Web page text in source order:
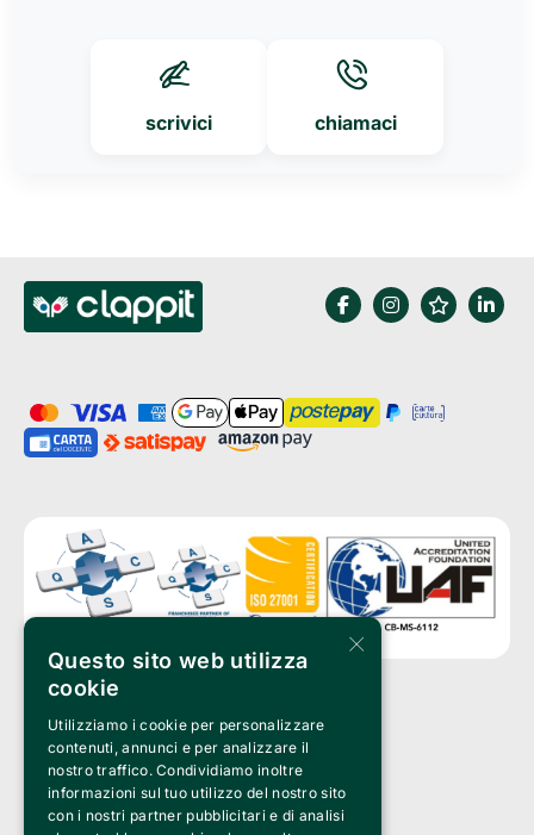
scrivici chiamaci
Clappit è un marchio di proprietà di:
Bemils Srl
a Socio Unico
Via Fosse Ardeatine, 4 -20092 Cinisello Balsamo (MI)
PI 05589050961
Iscr. C.C.I.A.A. Milano R.E.A. 1833471
×
Questo sito web utilizza
cookie
Utilizziamo i cookie per personalizzare
contenuti, annunci e per analizzare il
nostro traffico. Condividiamo inoltre
informazioni sul tuo utilizzo del nostro sito
con i nostri partner pubblicitari e di analisi